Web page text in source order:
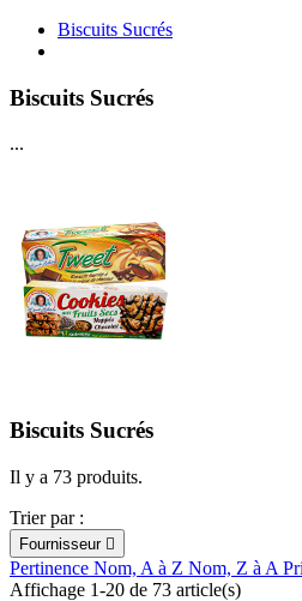
Biscuits Sucrés
Biscuits Sucrés
...
Biscuits Sucrés
Il y a 73 produits.
Trier par :
Fournisseur 
Pertinence Nom, A à Z Nom, Z à A
Affichage 1-20 de 73 article(s)